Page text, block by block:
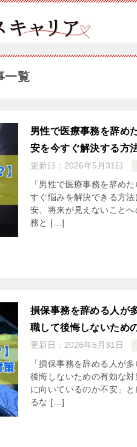
一覧
男性で医療事務を辞め
安を今すぐ解決する方
更新日： 2026年5月31日
「男性で医療事務を辞め
すぐ悩みを解決できる方
安、将来が見えないこと
務と […]
損保事務を辞める人が
職して後悔しないため
更新日： 2026年5月31日
「損保事務を辞める人が
後悔しないための有効な
に向いているのか不安」
るな […]